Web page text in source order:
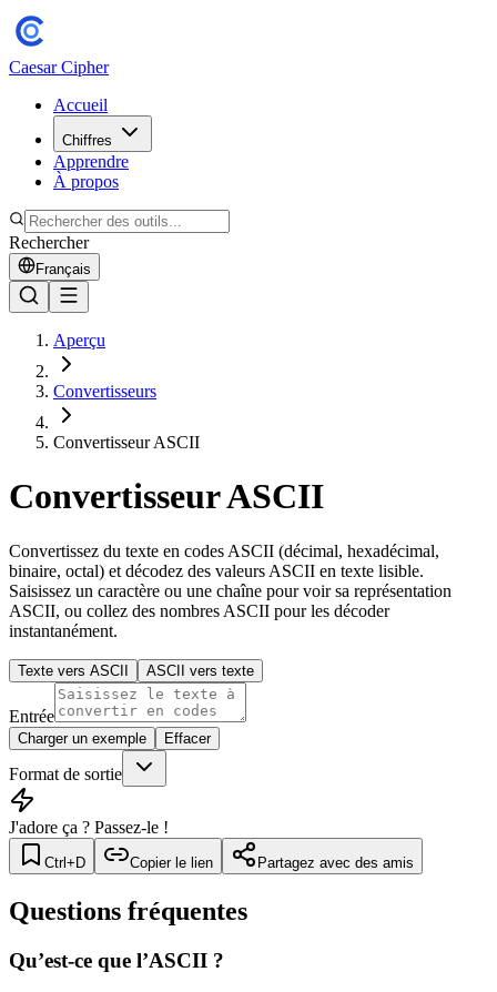
Caesar Cipher
Accueil
Chiffres
Apprendre
À propos
Rechercher
Français
Aperçu
Convertisseurs
Convertisseur ASCII
Convertisseur ASCII
Convertissez du texte en codes ASCII (décimal, hexadécimal,
binaire, octal) et décodez des valeurs ASCII en texte lisible.
Saisissez un caractère ou une chaîne pour voir sa représentation
ASCII, ou collez des nombres ASCII pour les décoder
instantanément.
Texte vers ASCII ASCII vers texte
Entrée
Charger un exemple Effacer
Format de sortie
J'adore ça ? Passez-le !
Ctrl+D Copier le lien Partagez avec des amis
Questions fréquentes
Qu’est-ce que l’ASCII ?